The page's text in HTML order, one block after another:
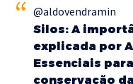
@aldovendramin
Silos: A
explicada por
Essenciais
conservação